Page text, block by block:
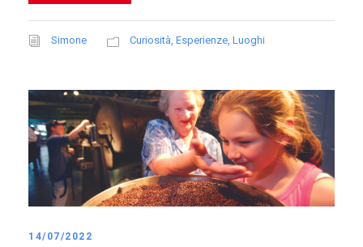
Simone Curiosità, Esperienze, Luoghi
14/07/2022